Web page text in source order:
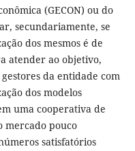
(GECON) ou do
secundariamente, se
dos mesmos é de
atender ao objetivo,
da entidade com
dos modelos
uma cooperativa de
mercado pouco
satisfatórios